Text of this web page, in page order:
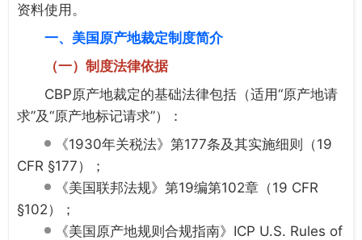
资料使用。
一、 美国原产地裁定制度简介
（一）制度法律依据
CBP原产地裁定的基础法律包括（适用“原产地请
求”及“原产地标记请求”）：
《1930年关税法》第177条及其实施细则（19
CFR §177）；
《美国联邦法规》第19编第102章（19 CFR
§102）；
《美国原产地规则合规指南》 ICP U.S. Rules of